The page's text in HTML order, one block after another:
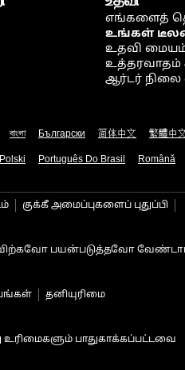
எங்களைத்
உங்கள்
உதவி
உத்தரவாதம்
ஆர்டர்
বাংলা Български 简体中文 繁體中
Polski Português Do Brasil Română
குக்கீ அமைப்புகளைப் புதுப்பி
பயன்படுத்தவோ
தனியுரிமை
உரிமைகளும் பாதுகாக்கப்பட்டவை